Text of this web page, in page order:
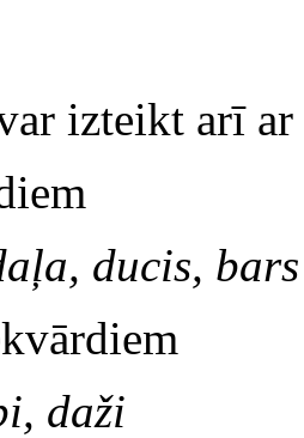
izteikt arī
ducis, bars
daži